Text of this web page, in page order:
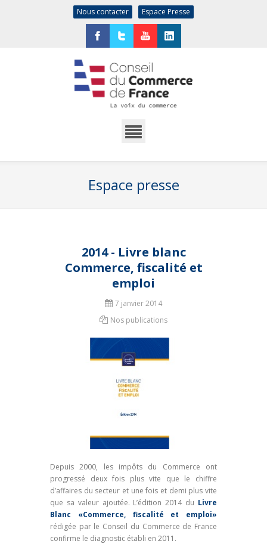
Nous contacter Espace Presse
Espace presse
2014 - Livre blanc
Commerce, fiscalité et
emploi
7 janvier 2014
Nos publications
Depuis 2000, les impôts du Commerce ont
progressé deux fois plus vite que le chiffre
d’affaires du secteur et une fois et demi plus vite
que sa valeur ajoutée. L’édition 2014 du Livre
Blanc «Commerce, fiscalité et emploi»
rédigée par le Conseil du Commerce de France
confirme le diagnostic établi en 2011.